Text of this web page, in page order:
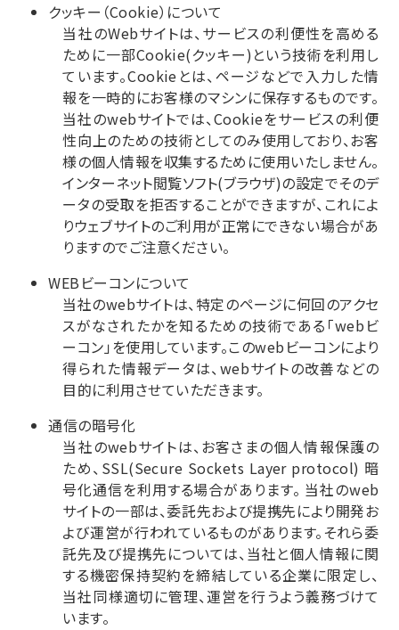
クッキー（Cookie）について
当社のWebサイトは、サービスの利便性を高める
ために一部Cookie(クッキー)という技術を利用し
ています。Cookieとは、ページなどで入力した情
報を一時的にお客様のマシンに保存するものです。
当社のwebサイトでは、Cookieをサービスの利便
性向上のための技術としてのみ使用しており、お客
様の個人情報を収集するために使用いたしません。
インターネット閲覧ソフト(ブラウザ)の設定でそのデ
ータの受取を拒否することができますが、これによ
りウェブサイトのご利用が正常にできない場合があ
りますのでご注意ください。
WEBビーコンについて
当社のwebサイトは、特定のページに何回のアクセ
スがなされたかを知るための技術である「webビ
ーコン」を使用しています。このwebビーコンにより
得られた情報データは、webサイトの改善などの
目的に利用させていただきます。
通信の暗号化
当社のwebサイトは、お客さまの個人情報保護の
ため、SSL(Secure Sockets Layer protocol) 暗
号化通信を利用する場合があります。 当社のweb
サイトの一部は、委託先および提携先により開発お
よび運営が行われているものがあります。それら委
託先及び提携先については、当社と個人情報に関
する機密保持契約を締結している企業に限定し、
当社同様適切に管理、運営を行うよう義務づけて
います。